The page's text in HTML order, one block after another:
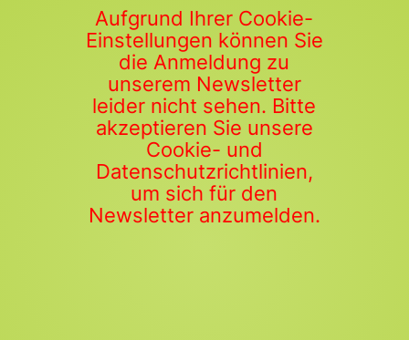
Aufgrund Ihrer Cookie-
Einstellungen können Sie
die Anmeldung zu
unserem Newsletter
leider nicht sehen. Bitte
akzeptieren Sie unsere
Cookie- und
Datenschutzrichtlinien,
um sich für den
Newsletter anzumelden.